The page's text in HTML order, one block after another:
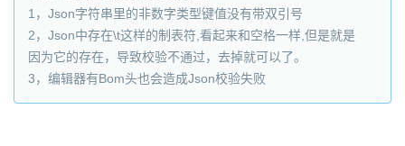
1，Json字符串里的非数字类型键值没有带双引号
2，Json中存在\t这样的制表符,看起来和空格一样,但是就是
因为它的存在，导致校验不通过，去掉就可以了。
3，编辑器有Bom头也会造成Json校验失败